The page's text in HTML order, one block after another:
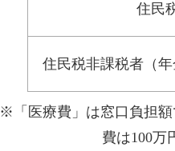
住民
住民税非課税者（年
※「医療費」は窓口負担額
費は100万